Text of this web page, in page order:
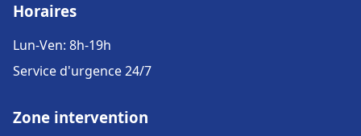
Horaires
Lun-Ven: 8h-19h
Service d'urgence 24/7
Zone intervention